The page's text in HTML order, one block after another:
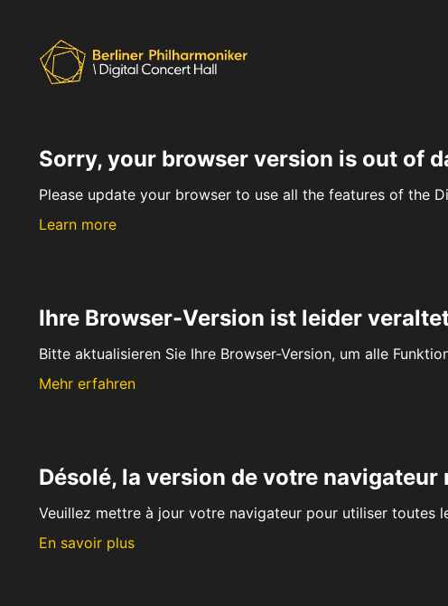
Sorry, your browser version is out of
Please update your browser to use all the features of the
Learn more
Ihre Browser-Version ist leider
Bitte aktualisieren Sie Ihre Browser-Version, um alle
Mehr erfahren
Désolé, la version de votre navigateur
Veuillez mettre à jour votre navigateur pour utiliser toutes
En savoir plus